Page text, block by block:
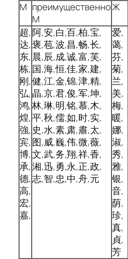
М преимущественно
М
Ж
超,
达,
东,
栋,
刚,
弘,
鸿,
煌,
強,
宾,
博,
承,
德,
高,
宏,
嘉,
阿,安,白,百,柏,宝,
褒,苞,波,昌,畅,长,
晨,辰,成,诚,富,芙,
国,海,恒,佳,家,建,
健,江,金,锦,津,精,
晶,京,君,俊,军,坤,
林,琳,明,铭,慕,木,
平,秋,儒,如,时,实,
史,水,素,肃,肅,太,
图,威,巍,伟,微,薇,
文,武,务,翔,祥,香,
湘,迅,勇,永,正,政,
志,智,忠,中,舟,元
爱,
蔼,
芬,
菊,
兰,
美,
梅,
暖,
娜,
淑,
秀,
雅,
银,
音,
荫,
珍,
真,
貞,
芳